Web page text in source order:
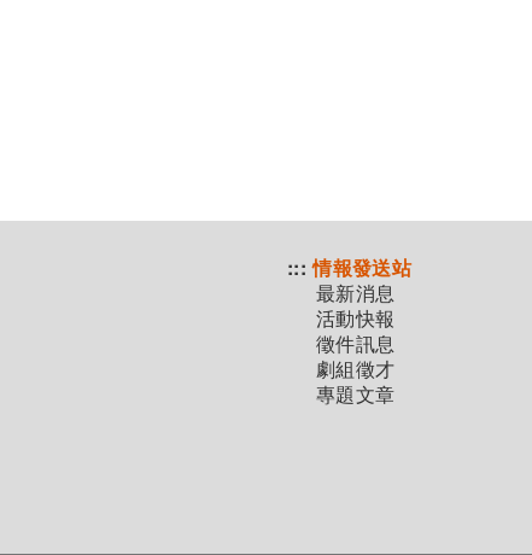
::: 情報發送站
最新消息
活動快報
徵件訊息
劇組徵才
專題文章